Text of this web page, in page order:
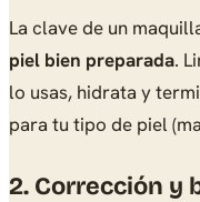
La clave de un
piel bien preparada.
lo usas, hidrata y
para tu tipo de piel
2. Corrección y